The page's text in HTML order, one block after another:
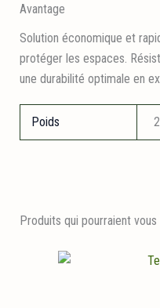
Avantage
Solution économique et
protéger les espaces.
une durabilité optimale en
Poids
Produits qui pourraient